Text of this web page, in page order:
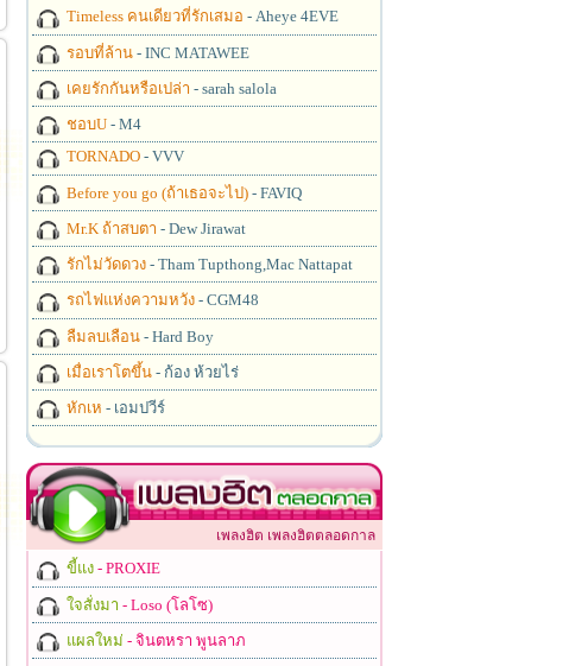
Timeless คนเดียวที่รักเสมอ - Aheye 4EVE
รอบที่ล้าน- INC MATAWEE
เคยรักกันหรือเปล่า - sarah salola
ชอบU- M4
TORNADO- VVV
Before you go (ถ้าเธอจะไป)- FAVIQ
Mr.K ถ้าสบตา - Dew Jirawat
รักไม่วัดดวง- Tham Tupthong,Mac Nattapat
รถไฟแห่งความหวัง- CGM48
ลืมลบเลือน- Hard Boy
เมื่อเราโตขึ้น- ก้อง ห้วยไร่
หักเห - เอมปวีร์
เพลงฮิต เพลงฮิตตลอดกาล
ขี้แง- PROXIE
ใจสั่งมา - Loso (โลโซ)
แผลใหม่ - จินตหรา พูนลาภ